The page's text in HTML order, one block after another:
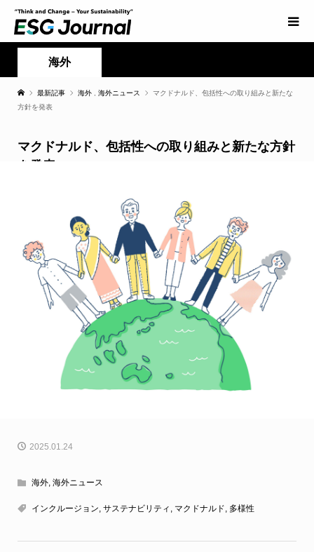
海外
最新記事 海外 海外ニュース
マクドナルド、包括性への取り組みと新たな
方針を発表
マクドナルド、包括性への取り組みと新たな方針
を発表
2025.01.24
海外, 海外ニュース
インクルージョン サステナビリティ マクドナルド 多様性